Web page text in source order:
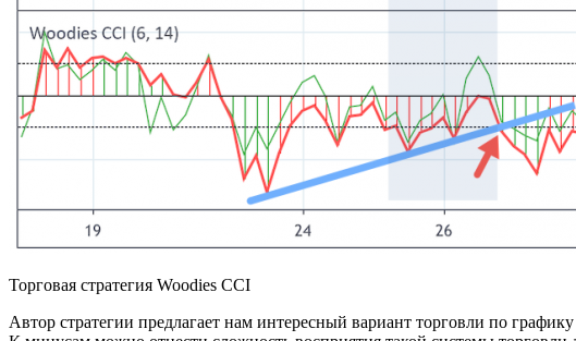
Торговая стратегия Woodies CCI
Автор стратегии предлагает нам интересный вариант торговли по